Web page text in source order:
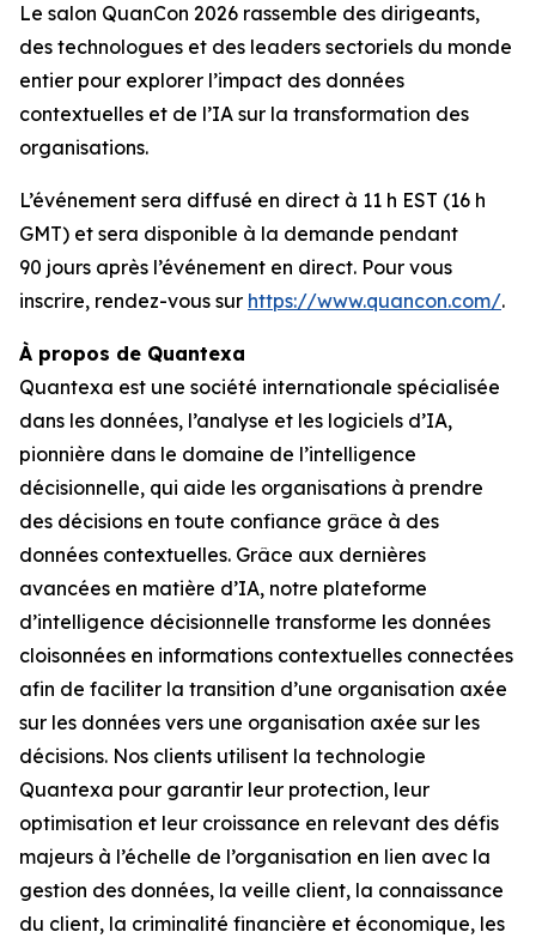
Le salon QuanCon 2026 rassemble des dirigeants,
des technologues et des leaders sectoriels du monde
entier pour explorer l’impact des données
contextuelles et de l’IA sur la transformation des
organisations.
L’événement sera diffusé en direct à 11 h EST (16 h
GMT) et sera disponible à la demande pendant
90 jours après l’événement en direct. Pour vous
inscrire, rendez-vous sur https://www.quancon.com/.
À propos de Quantexa
Quantexa est une société internationale spécialisée
dans les données, l’analyse et les logiciels d’IA,
pionnière dans le domaine de l’intelligence
décisionnelle, qui aide les organisations à prendre
des décisions en toute confiance grâce à des
données contextuelles. Grâce aux dernières
avancées en matière d’IA, notre plateforme
d’intelligence décisionnelle transforme les données
cloisonnées en informations contextuelles connectées
afin de faciliter la transition d’une organisation axée
sur les données vers une organisation axée sur les
décisions. Nos clients utilisent la technologie
Quantexa pour garantir leur protection, leur
optimisation et leur croissance en relevant des défis
majeurs à l’échelle de l’organisation en lien avec la
gestion des données, la veille client, la connaissance
du client, la criminalité financière et économique, les